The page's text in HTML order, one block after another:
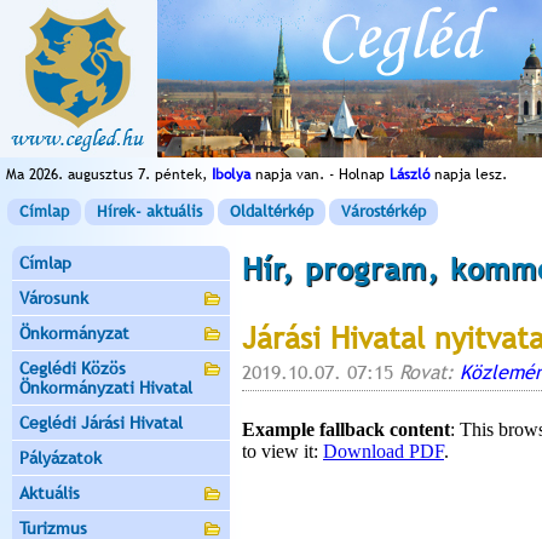
Ma 2026. augusztus 7. péntek, Ibolyanapja van. - Holnap Lászlónapja lesz.
Címlap Hírek- aktuális Oldaltérkép Várostérkép
Címlap
Városunk
Önkormányzat
Ceglédi Közös
Önkormányzati Hivatal
Ceglédi Járási Hivatal
Pályázatok
Aktuális
Turizmus
Hír, program,
Járási Hivatal
2019.10.07. 07:15 Rovat: